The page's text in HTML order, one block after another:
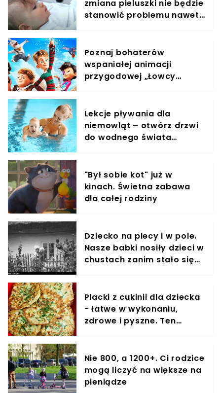
zmiana pieluszki nie będzie
stanowić problemu nawet
Poznaj bohaterów
wspaniałej animacji
przygodowej „Łowcy
Lekcje pływania dla
niemowląt – otwórz drzwi
do wodnego świata
"Był sobie kot" już w
kinach. Świetna zabawa
dla całej rodziny
Dziecko na plecy i w pole.
Nasze babki nosiły dzieci w
chustach zanim stało się
Placki z cukinii dla dziecka
- łatwe w wykonaniu,
zdrowe i pyszne. Ten
Nie 800, a 1200+. Ci rodzice
mogą liczyć na większe na
pieniądze